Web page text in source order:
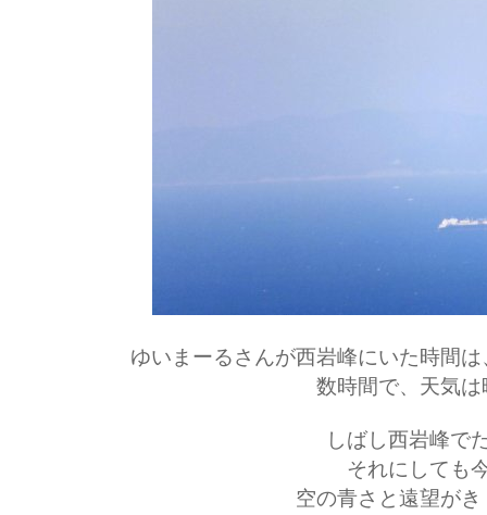
ゆいまーるさんが西岩峰にいた時間
数時間で、天気
しばし西岩峰で
それにしても
空の青さと遠望が